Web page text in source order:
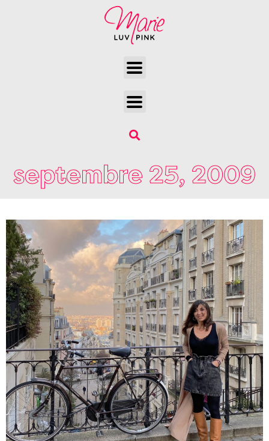
septembre 25, 2009